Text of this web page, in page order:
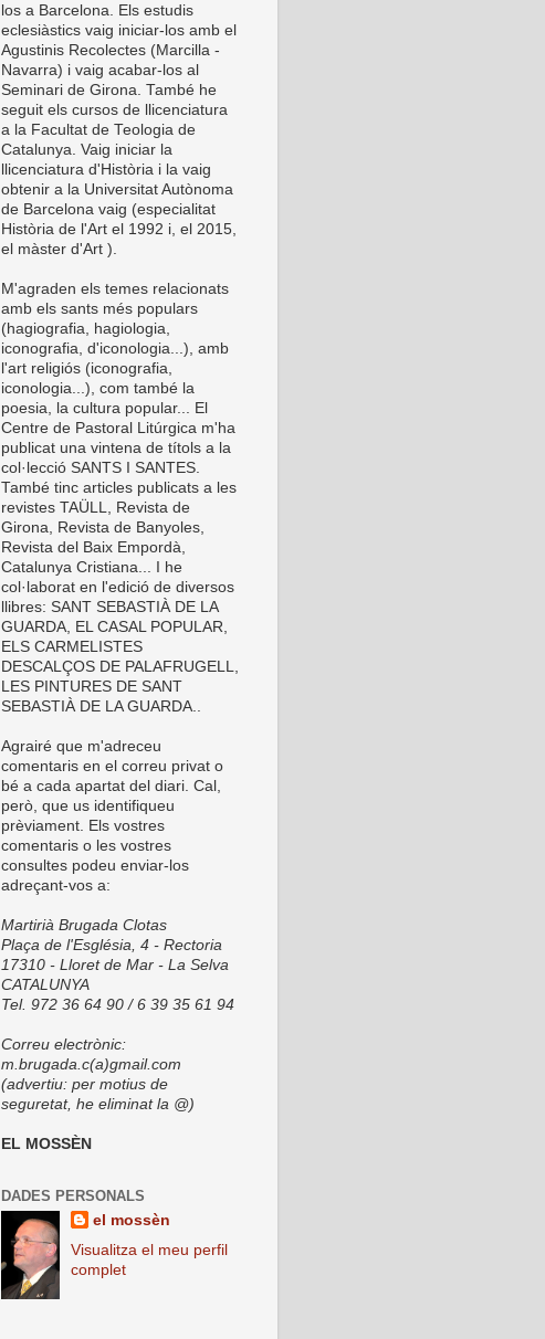
los a Barcelona. Els estudis
eclesiàstics vaig iniciar-los amb el
Agustinis Recolectes (Marcilla -
Navarra) i vaig acabar-los al
Seminari de Girona. També he
seguit els cursos de llicenciatura
a la Facultat de Teologia de
Catalunya. Vaig iniciar la
llicenciatura d'Història i la vaig
obtenir a la Universitat Autònoma
de Barcelona vaig (especialitat
Història de l'Art el 1992 i, el 2015,
el màster d'Art ).
M'agraden els temes relacionats
amb els sants més populars
(hagiografia, hagiologia,
iconografia, d'iconologia...), amb
l'art religiós (iconografia,
iconologia...), com també la
poesia, la cultura popular... El
Centre de Pastoral Litúrgica m'ha
publicat una vintena de títols a la
col·lecció SANTS I SANTES.
També tinc articles publicats a les
revistes TAÜLL, Revista de
Girona, Revista de Banyoles,
Revista del Baix Empordà,
Catalunya Cristiana... I he
col·laborat en l'edició de diversos
llibres: SANT SEBASTIÀ DE LA
GUARDA, EL CASAL POPULAR,
ELS CARMELISTES
DESCALÇOS DE PALAFRUGELL,
LES PINTURES DE SANT
SEBASTIÀ DE LA GUARDA..
Agrairé que m'adreceu
comentaris en el correu privat o
bé a cada apartat del diari. Cal,
però, que us identifiqueu
prèviament. Els vostres
comentaris o les vostres
consultes podeu enviar-los
adreçant-vos a:
Martirià Brugada Clotas
Plaça de l'Església, 4 - Rectoria
17310 - Lloret de Mar - La Selva
CATALUNYA
Tel. 972 36 64 90 / 6 39 35 61 94
Correu electrònic:
m.brugada.c(a)gmail.com
(advertiu: per motius de
seguretat, he eliminat la @)
EL MOSSÈN
DADES PERSONALS
el mossèn
Visualitza el meu perfil
complet